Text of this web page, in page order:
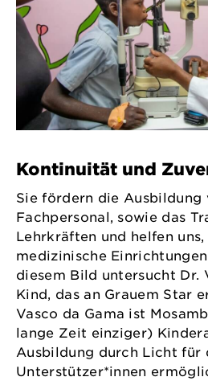
Kontinuität und
Sie fördern die Ausbildung
Fachpersonal, sowie das
Lehrkräften und helfen
medizinische
diesem Bild untersucht Dr.
Kind, das an Grauem Star
Vasco da Gama ist
lange Zeit einziger)
Ausbildung durch Licht für
Unterstützer*innen